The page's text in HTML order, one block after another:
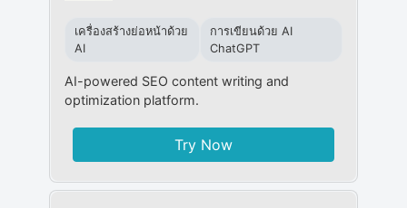
เครื่องสร้างย่อหน้าด้วย
AI
การเขียนด้วย AI
ChatGPT
AI-powered SEO content writing and
optimization platform.
Try Now